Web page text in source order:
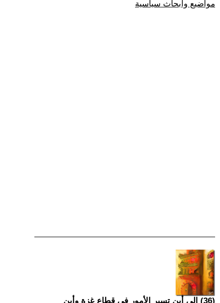
مواضيع وابحاث سياسية
(36) إلى أين تسير الأمور في قطاع غزة وأين